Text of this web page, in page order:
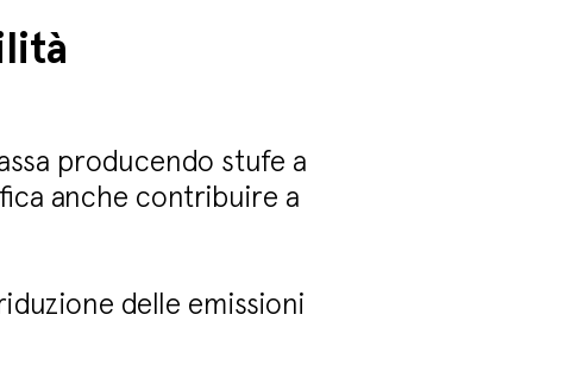
producendo stufe a
anche contribuire a
delle emissioni